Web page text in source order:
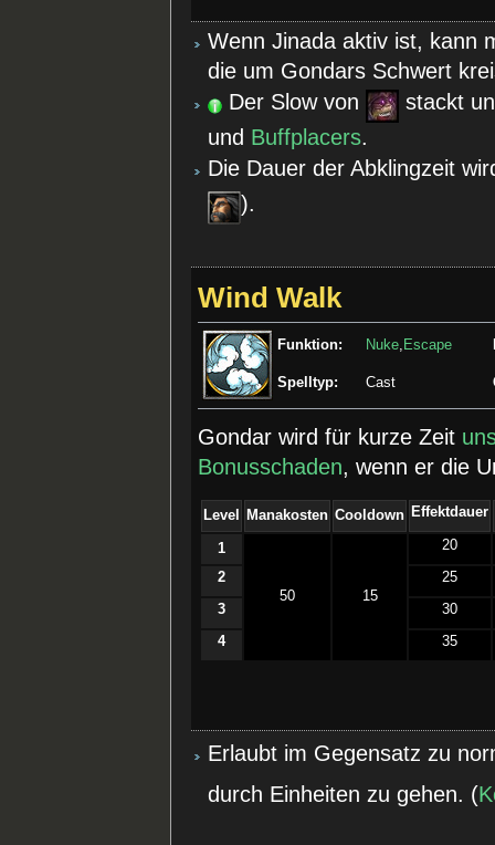
Wenn Jinada aktiv ist, kann
die um Gondars Schwert
Der Slow von
stackt
und Buffplacers.
Die Dauer der Abklingzeit
).
Wind Walk
Funktion: Nuke, Escape
Spelltyp: Cast
Gondar wird für kurze Zeit
Bonusschaden, wenn er die
Level Manakosten Cooldown Effektdauer
1
50 15
20
2 25
3 30
4 35
Erlaubt im Gegensatz zu
durch Einheiten zu gehen. (